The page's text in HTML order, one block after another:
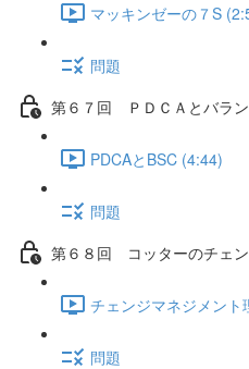
マッキンゼーの７S
問題
第６７回 ＰＤＣＡとバラン
PDCAとBSC (4:44)
問題
第６８回 コッターのチェ
チェンジマネジメント
問題